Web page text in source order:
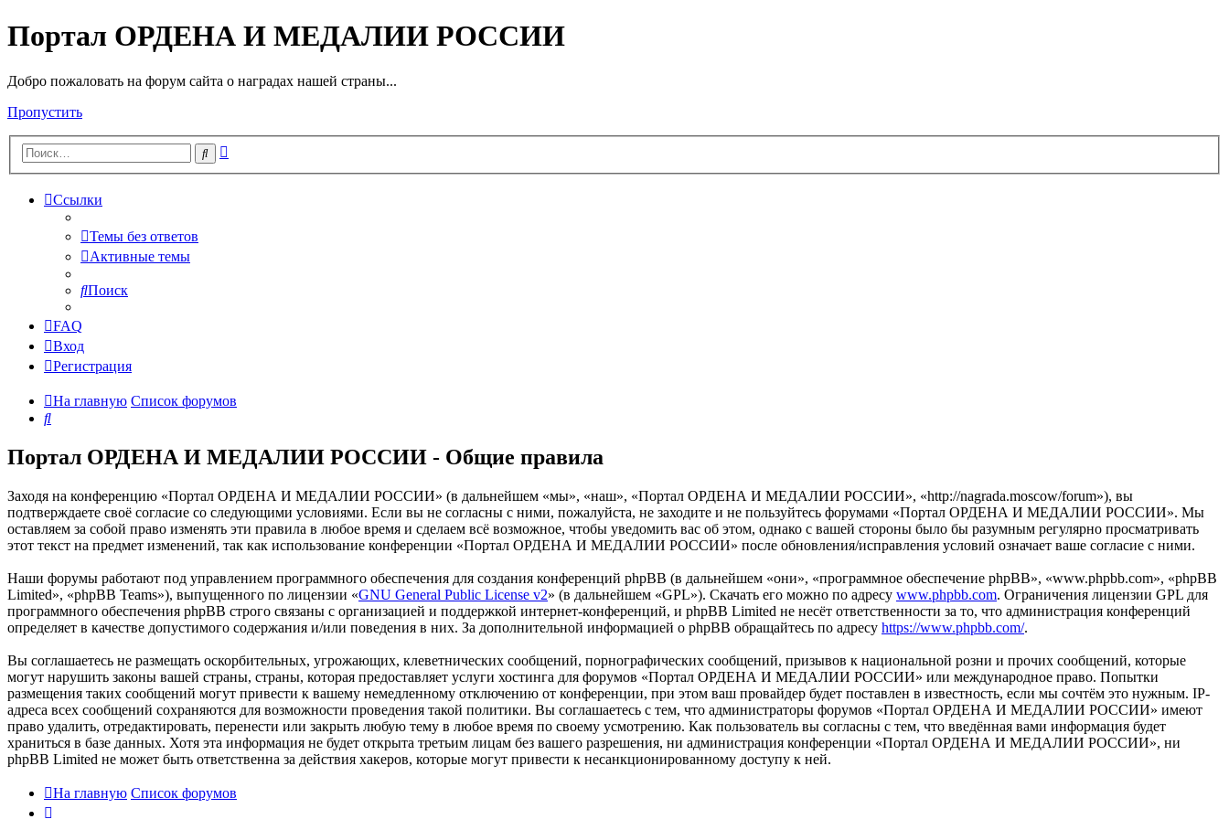
Портал ОРДЕНА И МЕДАЛИИ РОССИИ
Добро пожаловать на форум сайта о наградах нашей страны...
Пропустить
Поиск
Ссылки
Темы без ответов
Активные темы
Поиск
FAQ
Вход
Регистрация
На главную Список форумов
Поиск
Портал ОРДЕНА И МЕДАЛИИ РОССИИ - Общие правила
Заходя на конференцию «Портал ОРДЕНА И МЕДАЛИИ РОССИИ» (в дальнейшем «мы», «наш», «Портал ОРДЕНА И МЕДАЛИИ РОССИИ», «http://nagrada.moscow/forum»), вы
подтверждаете своё согласие со следующими условиями. Если вы не согласны с ними, пожалуйста, не заходите и не пользуйтесь форумами «Портал ОРДЕНА И МЕДАЛИИ РОССИИ». Мы
оставляем за собой право изменять эти правила в любое время и сделаем всё возможное, чтобы уведомить вас об этом, однако с вашей стороны было бы разумным регулярно просматривать
этот текст на предмет изменений, так как использование конференции «Портал ОРДЕНА И МЕДАЛИИ РОССИИ» после обновления/исправления условий означает ваше согласие с ними.
Наши форумы работают под управлением программного обеспечения для создания конференций phpBB (в дальнейшем «они», «программное обеспечение phpBB», «www.phpbb.com», «phpBB
Limited», «phpBB Teams»), выпущенного по лицензии «GNU General Public License v2» (в дальнейшем «GPL»). Скачать его можно по адресу www.phpbb.com. Ограничения лицензии GPL для
программного обеспечения phpBB строго связаны с организацией и поддержкой интернет-конференций, и phpBB Limited не несёт ответственности за то, что администрация конференций
определяет в качестве допустимого содержания и/или поведения в них. За дополнительной информацией о phpBB обращайтесь по адресу https://www.phpbb.com/.
Вы соглашаетесь не размещать оскорбительных, угрожающих, клеветнических сообщений, порнографических сообщений, призывов к национальной розни и прочих сообщений, которые
могут нарушить законы вашей страны, страны, которая предоставляет услуги хостинга для форумов «Портал ОРДЕНА И МЕДАЛИИ РОССИИ» или международное право. Попытки
размещения таких сообщений могут привести к вашему немедленному отключению от конференции, при этом ваш провайдер будет поставлен в известность, если мы сочтём это нужным. IP-
адреса всех сообщений сохраняются для возможности проведения такой политики. Вы соглашаетесь с тем, что администраторы форумов «Портал ОРДЕНА И МЕДАЛИИ РОССИИ» имеют
право удалить, отредактировать, перенести или закрыть любую тему в любое время по своему усмотрению. Как пользователь вы согласны с тем, что введённая вами информация будет
храниться в базе данных. Хотя эта информация не будет открыта третьим лицам без вашего разрешения, ни администрация конференции «Портал ОРДЕНА И МЕДАЛИИ РОССИИ», ни
phpBB Limited не может быть ответственна за действия хакеров, которые могут привести к несанкционированному доступу к ней.
На главную Список форумов